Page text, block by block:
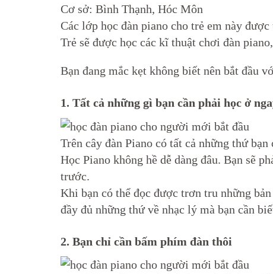
Cơ sở: Bình Thạnh, Hóc Môn
Các lớp học đàn piano cho trẻ em này
Trẻ sẽ được học các kĩ thuật chơi đàn
Bạn đang mắc kẹt không biết nên bắt đầu
1. Tất cả những gì bạn cần phải học ở
Trên cây đàn Piano có tất cả những thứ
Học Piano không hề dễ dàng đâu. Bạn sẽ
trước.
Khi bạn có thể đọc được trơn tru những
đầy đủ những thứ về nhạc lý mà bạn cần
2. Bạn chỉ cần bấm phím đàn thôi